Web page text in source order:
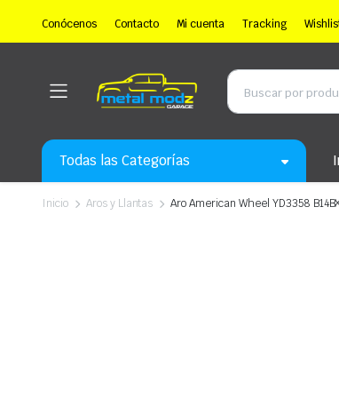
Conócenos Contacto Mi cuenta Tracking
Todas las Categorías
Inicio Aros y Llantas Aro American Wheel YD3358